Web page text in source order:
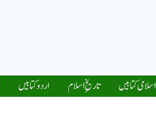
اسلامی کتابیں تاریخِ اسلام اردو کتابیں